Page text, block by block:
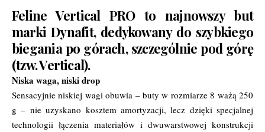
Feline Vertical PRO to najnowszy but
marki Dynafit, dedykowany do szybkiego
biegania po górach, szczególnie pod górę
(tzw. Vertical).
Niska waga, niski drop
Sensacyjnie niskiej wagi obuwia – buty w rozmiarze 8 ważą 250
g – nie uzyskano kosztem amortyzacji, lecz dzięki specjalnej
technologii łączenia materiałów i dwuwarstwowej konstrukcji